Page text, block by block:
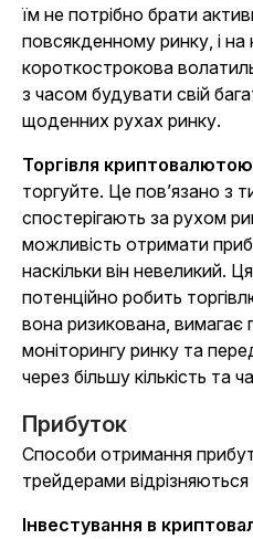
їм не потрібно брати
повсякденному ринку, і
короткострокова
з часом будувати свій
щоденних рухах ринку.
Торгівля криптовалютою
торгуйте. Це пов’язано з
спостерігають за рухом
можливість отримати
наскільки він невеликий.
потенційно робить
вона ризикована, вимагає
моніторингу ринку та
через більшу кількість та
Прибуток
Способи отримання
трейдерами відрізняються
Інвестування в